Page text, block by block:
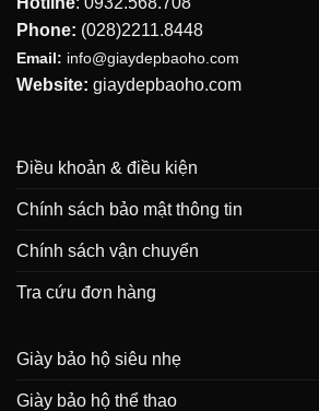
Phone: (028)2211.8448
Email: info@giaydepbaoho.com
Website: giaydepbaoho.com
Điều khoản & điều kiện
Chính sách bảo mật thông tin
Chính sách vận chuyển
Tra cứu đơn hàng
Giày bảo hộ siêu nhẹ
Giày bảo hộ thể thao